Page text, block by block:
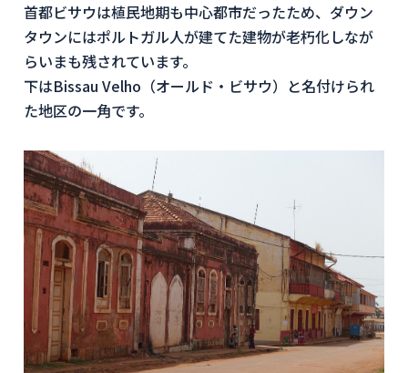
首都ビサウは植民地期も中心都市だったため、ダウン
タウンにはポルトガル人が建てた建物が老朽化しなが
らいまも残されています。
下はBissau Velho（オールド・ビサウ）と名付けられ
た地区の一角です。